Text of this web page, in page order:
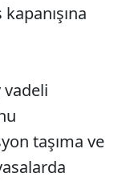
taşıma ve